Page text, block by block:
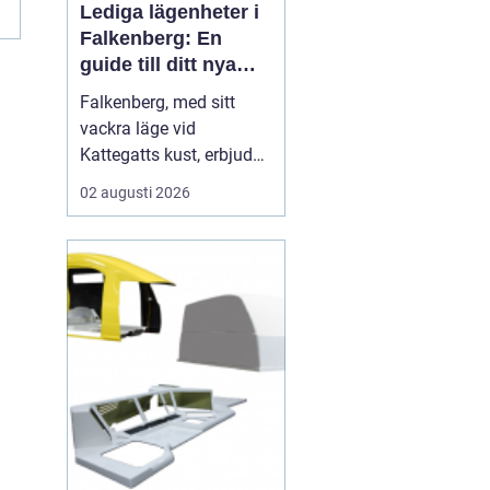
Lediga lägenheter i
Falkenberg: En
guide till ditt nya
hem
Falkenberg, med sitt
vackra läge vid
Kattegatts kust, erbjuder
en unik livsupplevelse
för privatpersoner och
letar efter lediga
lägenheter Falkenberg,
finns det ett flertal
möjligheter att utforska.
02 augusti 2026